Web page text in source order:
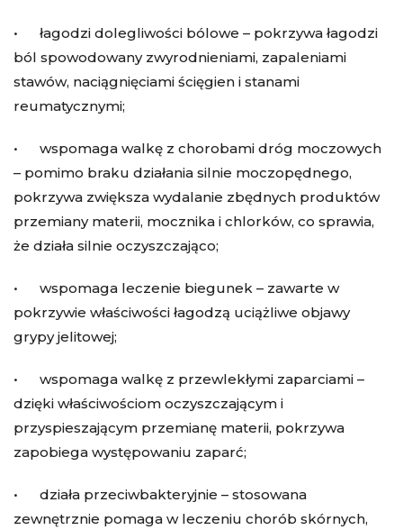
• łagodzi dolegliwości bólowe – pokrzywa łagodzi
ból spowodowany zwyrodnieniami, zapaleniami
stawów, naciągnięciami ścięgien i stanami
reumatycznymi;
• wspomaga walkę z chorobami dróg moczowych
– pomimo braku działania silnie moczopędnego,
pokrzywa zwiększa wydalanie zbędnych produktów
przemiany materii, mocznika i chlorków, co sprawia,
że działa silnie oczyszczająco;
• wspomaga leczenie biegunek – zawarte w
pokrzywie właściwości łagodzą uciążliwe objawy
grypy jelitowej;
• wspomaga walkę z przewlekłymi zaparciami –
dzięki właściwościom oczyszczającym i
przyspieszającym przemianę materii, pokrzywa
zapobiega występowaniu zaparć;
• działa przeciwbakteryjnie – stosowana
zewnętrznie pomaga w leczeniu chorób skórnych,